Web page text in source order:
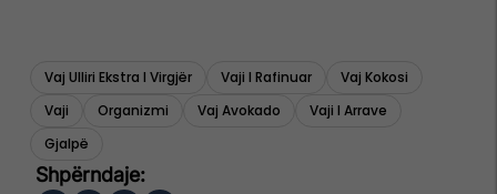
Vaj Ulliri Ekstra I Virgjër Vaji I Rafinuar
Vaj Kokosi
Vaji
Organizmi Vaj Avokado
Vaji I Arrave
Gjalpë